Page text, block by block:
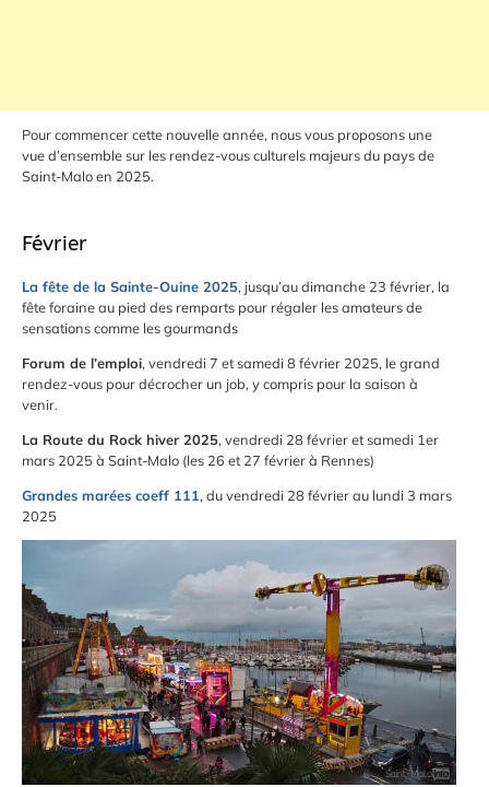
Pour commencer cette nouvelle année, nous vous proposons une
vue d’ensemble sur les rendez-vous culturels majeurs du pays de
Saint-Malo en 2025.
Février
La fête de la Sainte-Ouine 2025, jusqu’au dimanche 23 février, la
fête foraine au pied des remparts pour régaler les amateurs de
sensations comme les gourmands
Forum de l’emploi, vendredi 7 et samedi 8 février 2025, le grand
rendez-vous pour décrocher un job, y compris pour la saison à
venir.
La Route du Rock hiver 2025, vendredi 28 février et samedi 1er
mars 2025 à Saint-Malo (les 26 et 27 février à Rennes)
Grandes marées coeff 111, du vendredi 28 février au lundi 3 mars
2025